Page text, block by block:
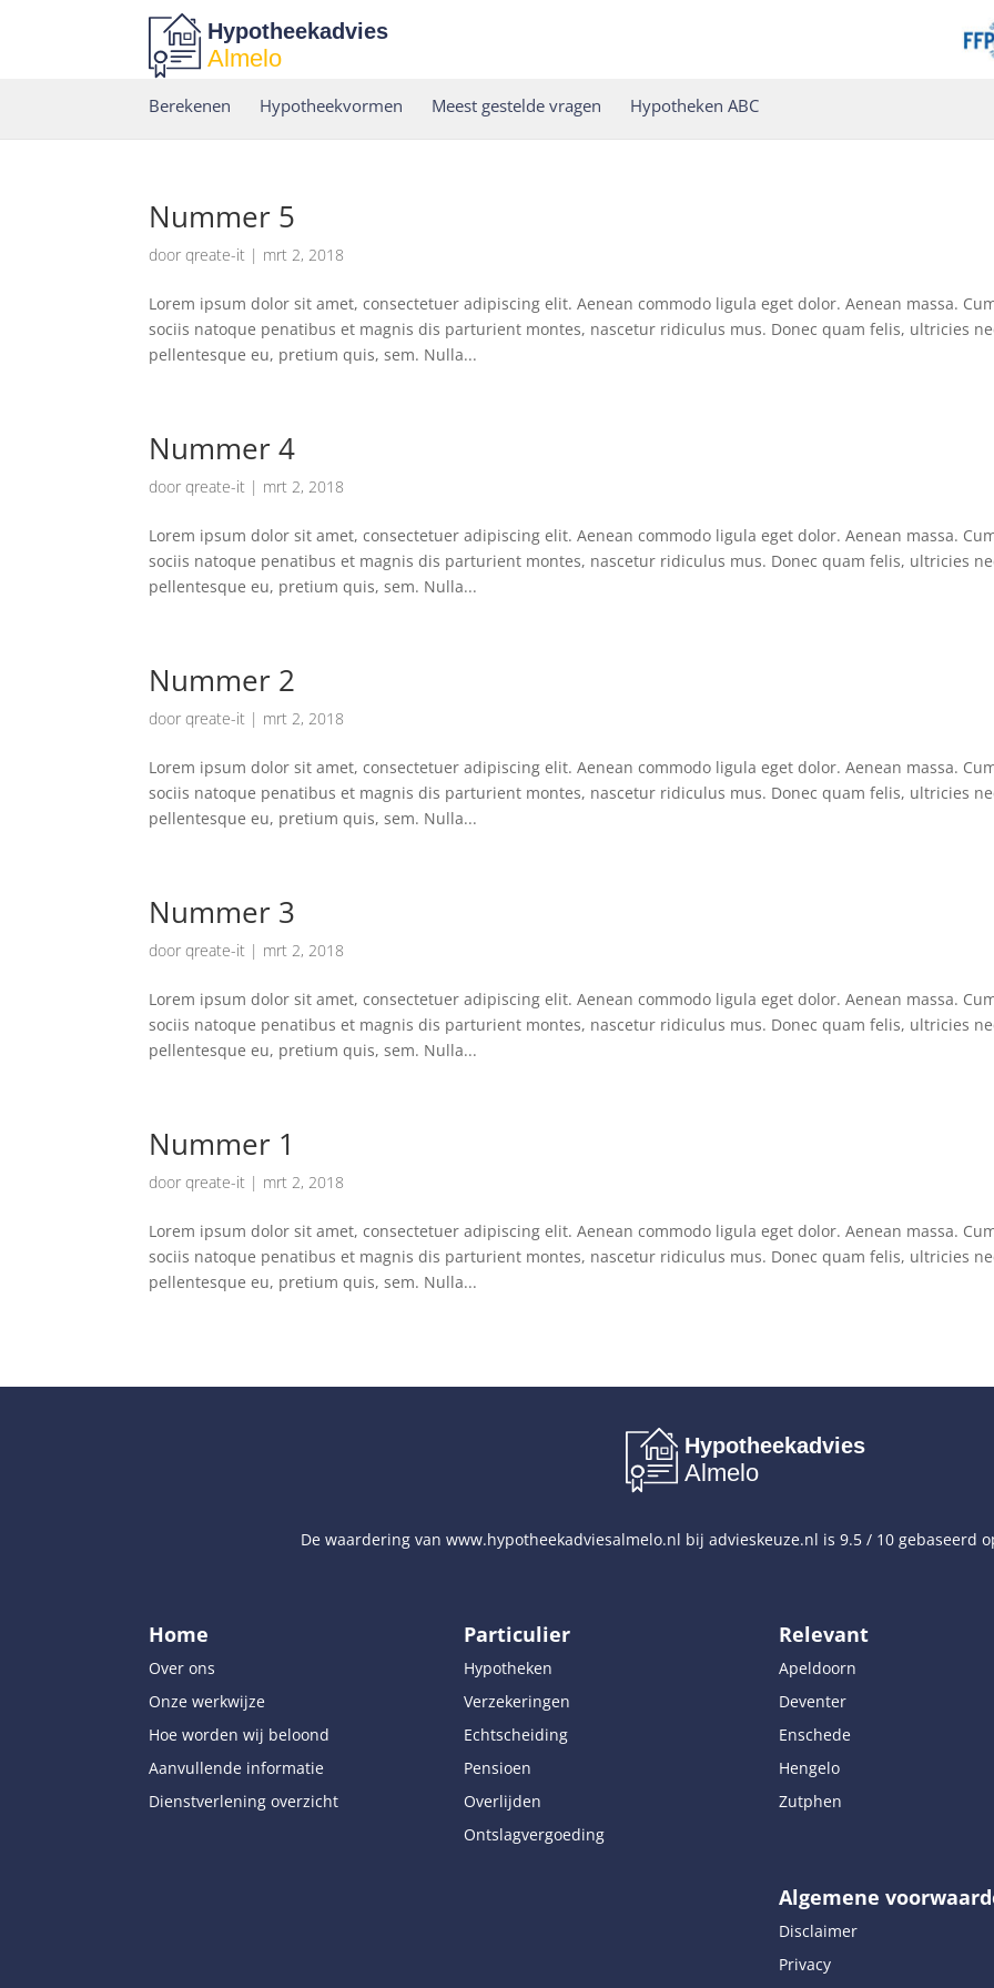
Hypotheekadvies
Almelo
Berekenen Hypotheekvormen Meest gestelde vragen Hypotheken ABC
Nummer 5
doorqreate-it | mrt 2, 2018
Lorem ipsum dolor sit amet, consectetuer adipiscing elit. Aenean commodo ligula eget dolor. Aenean massa.
sociis natoque penatibus et magnis dis parturient montes, nascetur ridiculus mus. Donec quam felis, ultricies
pellentesque eu, pretium quis, sem. Nulla...
Nummer 4
doorqreate-it | mrt 2, 2018
Lorem ipsum dolor sit amet, consectetuer adipiscing elit. Aenean commodo ligula eget dolor. Aenean massa.
sociis natoque penatibus et magnis dis parturient montes, nascetur ridiculus mus. Donec quam felis, ultricies
pellentesque eu, pretium quis, sem. Nulla...
Nummer 2
doorqreate-it | mrt 2, 2018
Lorem ipsum dolor sit amet, consectetuer adipiscing elit. Aenean commodo ligula eget dolor. Aenean massa.
sociis natoque penatibus et magnis dis parturient montes, nascetur ridiculus mus. Donec quam felis, ultricies
pellentesque eu, pretium quis, sem. Nulla...
Nummer 3
doorqreate-it | mrt 2, 2018
Lorem ipsum dolor sit amet, consectetuer adipiscing elit. Aenean commodo ligula eget dolor. Aenean massa.
sociis natoque penatibus et magnis dis parturient montes, nascetur ridiculus mus. Donec quam felis, ultricies
pellentesque eu, pretium quis, sem. Nulla...
Nummer 1
doorqreate-it | mrt 2, 2018
Lorem ipsum dolor sit amet, consectetuer adipiscing elit. Aenean commodo ligula eget dolor. Aenean massa.
sociis natoque penatibus et magnis dis parturient montes, nascetur ridiculus mus. Donec quam felis, ultricies
pellentesque eu, pretium quis, sem. Nulla...
Hypotheekadvies
Almelo
De waardering van www.hypotheekadviesalmelo.nl bij advieskeuze.nl is 9.5 / 10 gebaseerd
Home
Over ons
Onze werkwijze
Hoe worden wij beloond
Aanvullende informatie
Dienstverlening overzicht
Particulier
Hypotheken
Verzekeringen
Echtscheiding
Pensioen
Overlijden
Ontslagvergoeding
Relevant
Apeldoorn
Deventer
Enschede
Hengelo
Zutphen
Algemene
Disclaimer
Privacy